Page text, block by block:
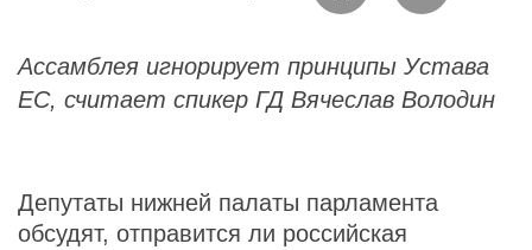
Ассамблея игнорирует принципы Устава
ЕС, считает спикер ГД Вячеслав Володин
Депутаты нижней палаты парламента
обсудят, отправится ли российская